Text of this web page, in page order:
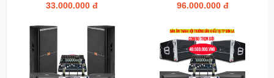
33.000.000 đ 96.000.000 đ